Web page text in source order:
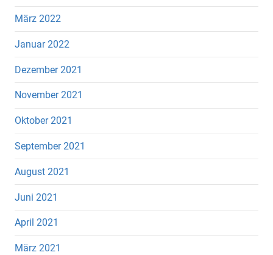
März 2022
Januar 2022
Dezember 2021
November 2021
Oktober 2021
September 2021
August 2021
Juni 2021
April 2021
März 2021